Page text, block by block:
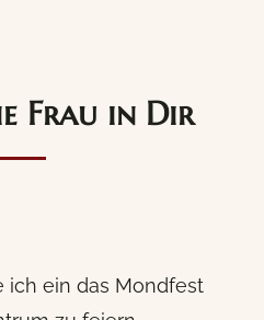
Frau in Dir
ich ein das Mondfest